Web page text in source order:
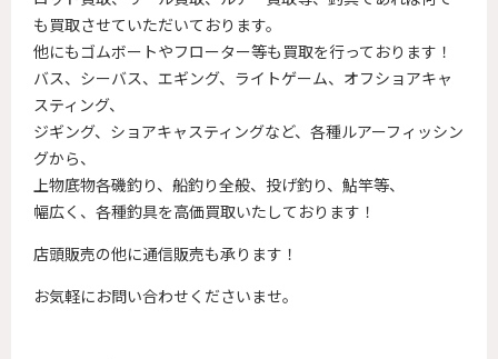
も買取させていただいております。
他にもゴムボートやフローター等も買取を行っております！
バス、シーバス、エギング、ライトゲーム、オフショアキャ
スティング、
ジギング、ショアキャスティングなど、各種ルアーフィッシン
グから、
上物底物各磯釣り、船釣り全般、投げ釣り、鮎竿等、
幅広く、各種釣具を高価買取いたしております！
店頭販売の他に通信販売も承ります！
お気軽にお問い合わせくださいませ。